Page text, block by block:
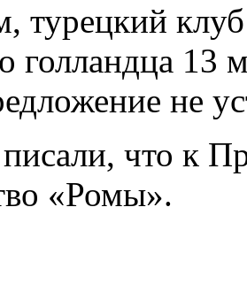
турецкий
голландца 13
не
что к
«Ромы».